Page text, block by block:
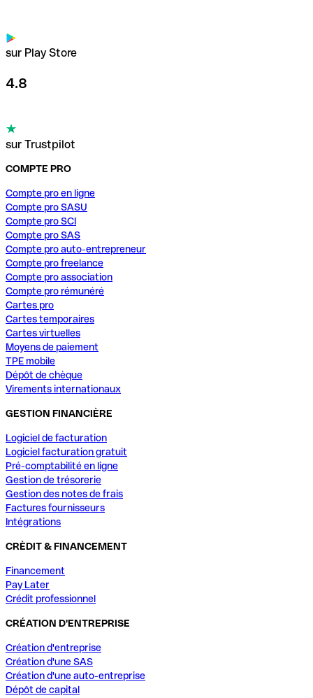
sur Play Store
4.8
sur Trustpilot
COMPTE PRO
Compte pro en ligne
Compte pro SASU
Compte pro SCI
Compte pro SAS
Compte pro auto-entrepreneur
Compte pro freelance
Compte pro association
Compte pro rémunéré
Cartes pro
Cartes temporaires
Cartes virtuelles
Moyens de paiement
TPE mobile
Dépôt de chèque
Virements internationaux
GESTION FINANCIÈRE
Logiciel de facturation
Logiciel facturation gratuit
Pré-comptabilité en ligne
Gestion de trésorerie
Gestion des notes de frais
Factures fournisseurs
Intégrations
CRÈDIT & FINANCEMENT
Financement
Pay Later
Crédit professionnel
CRÉATION D'ENTREPRISE
Création d'entreprise
Création d'une SAS
Création d'une auto-entreprise
Dépôt de capital